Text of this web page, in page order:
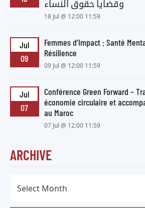
وقضايا حقوق النساء
18 Jul @ 12:00 11:59
Jul
09
Femmes d’Impact : Santé
Résilience
09 Jul @ 12:00 11:59
Jul
07
Conférence Green Forward –
économie circulaire et
au Maroc
07 Jul @ 12:00 11:59
ARCHIVE